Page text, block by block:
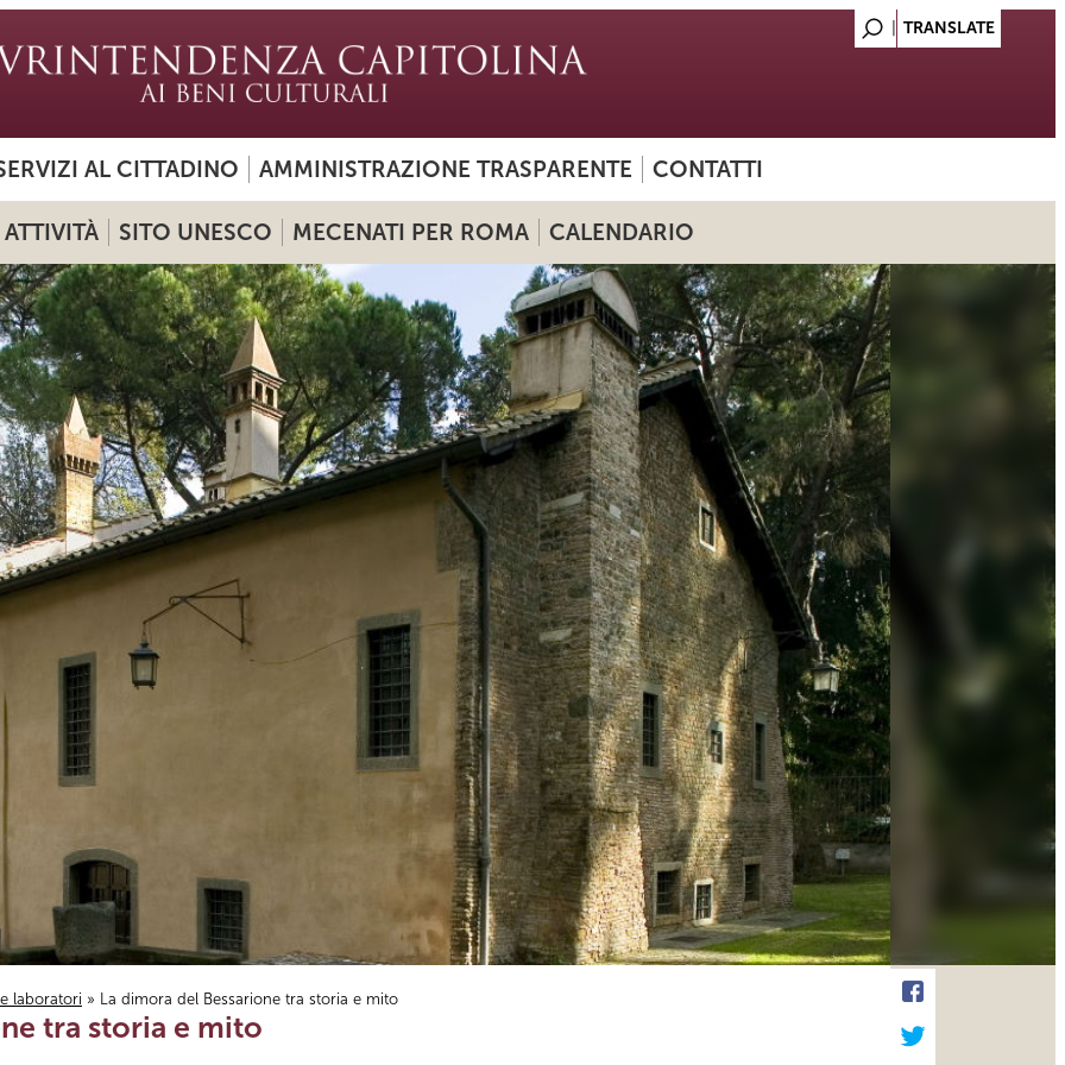
AL CITTADINO AMMINISTRAZIONE TRASPARENTE CONTATTI
ATTIVITÀ SITO UNESCO MECENATI PER ROMA CALENDARIO
laboratori » La dimora del Bessarione tra storia e mito
tra storia e mito